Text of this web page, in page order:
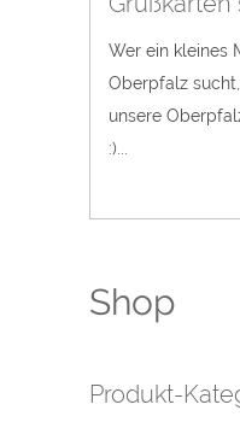
Wer ein kleines
Oberpfalz
unsere
:)...
Shop
Produkt-